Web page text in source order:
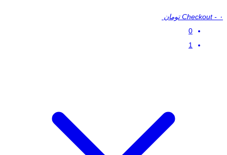
Checkout - ۰ تومان
0
1